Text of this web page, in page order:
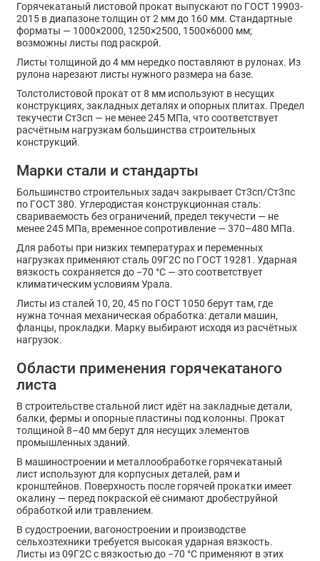
Горячекатаный листовой прокат выпускают по ГОСТ 19903-
2015 в диапазоне толщин от 2 мм до 160 мм. Стандартные
форматы — 1000×2000, 1250×2500, 1500×6000 мм;
возможны листы под раскрой.
Листы толщиной до 4 мм нередко поставляют в рулонах. Из
рулона нарезают листы нужного размера на базе.
Толстолистовой прокат от 8 мм используют в несущих
конструкциях, закладных деталях и опорных плитах. Предел
текучести Ст3сп — не менее 245 МПа, что соответствует
расчётным нагрузкам большинства строительных
конструкций.
Марки стали и стандарты
Большинство строительных задач закрывает Ст3сп/Ст3пс
по ГОСТ 380. Углеродистая конструкционная сталь:
свариваемость без ограничений, предел текучести — не
менее 245 МПа, временное сопротивление — 370–480 МПа.
Для работы при низких температурах и переменных
нагрузках применяют сталь 09Г2С по ГОСТ 19281. Ударная
вязкость сохраняется до −70 °C — это соответствует
климатическим условиям Урала.
Листы из сталей 10, 20, 45 по ГОСТ 1050 берут там, где
нужна точная механическая обработка: детали машин,
фланцы, прокладки. Марку выбирают исходя из расчётных
нагрузок.
Области применения горячекатаного
листа
В строительстве стальной лист идёт на закладные детали,
балки, фермы и опорные пластины под колонны. Прокат
толщиной 8–40 мм берут для несущих элементов
промышленных зданий.
В машиностроении и металлообработке горячекатаный
лист используют для корпусных деталей, рам и
кронштейнов. Поверхность после горячей прокатки имеет
окалину — перед покраской её снимают дробеструйной
обработкой или травлением.
В судостроении, вагоностроении и производстве
сельхозтехники требуется высокая ударная вязкость.
Листы из 09Г2С с вязкостью до −70 °C применяют в этих